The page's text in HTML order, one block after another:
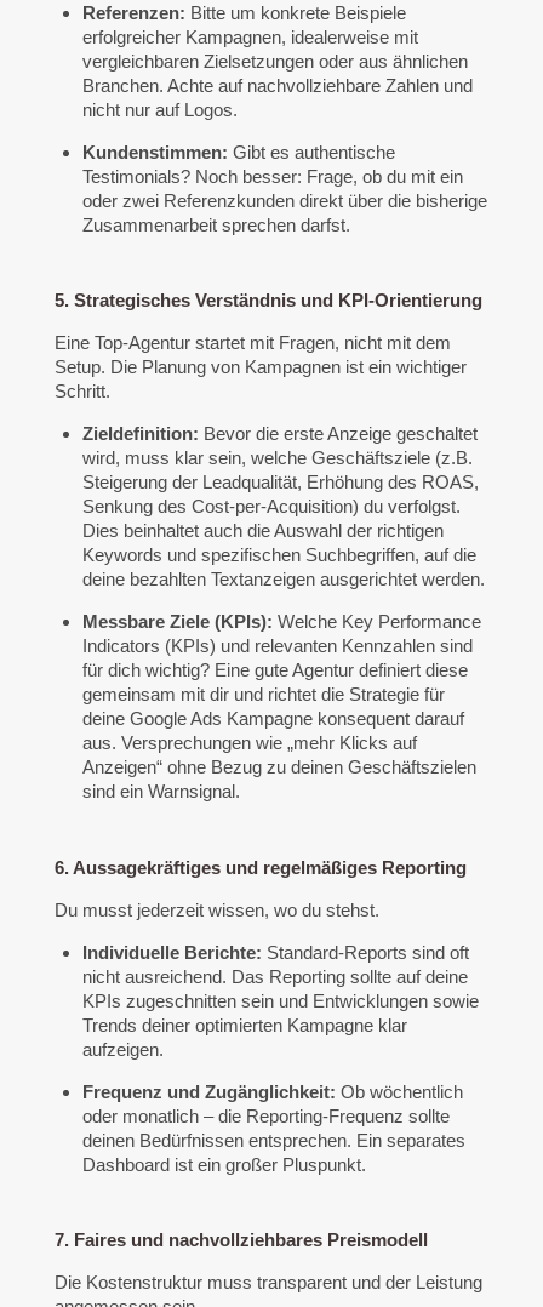
Referenzen: Bitte um konkrete Beispiele
erfolgreicher Kampagnen, idealerweise mit
vergleichbaren Zielsetzungen oder aus ähnlichen
Branchen. Achte auf nachvollziehbare Zahlen und
nicht nur auf Logos.
Kundenstimmen: Gibt es authentische
Testimonials? Noch besser: Frage, ob du mit ein
oder zwei Referenzkunden direkt über die bisherige
Zusammenarbeit sprechen darfst.
5. Strategisches Verständnis und KPI-Orientierung
Eine Top-Agentur startet mit Fragen, nicht mit dem
Setup. Die Planung von Kampagnen ist ein wichtiger
Schritt.
Zieldefinition: Bevor die erste Anzeige geschaltet
wird, muss klar sein, welche Geschäftsziele (z.B.
Steigerung der Leadqualität, Erhöhung des ROAS,
Senkung des Cost-per-Acquisition) du verfolgst.
Dies beinhaltet auch die Auswahl der richtigen
Keywords und spezifischen Suchbegriffen, auf die
deine bezahlten Textanzeigen ausgerichtet werden.
Messbare Ziele (KPIs): Welche Key Performance
Indicators (KPIs) und relevanten Kennzahlen sind
für dich wichtig? Eine gute Agentur definiert diese
gemeinsam mit dir und richtet die Strategie für
deine Google Ads Kampagne konsequent darauf
aus. Versprechungen wie „mehr Klicks auf
Anzeigen“ ohne Bezug zu deinen Geschäftszielen
sind ein Warnsignal.
6. Aussagekräftiges und regelmäßiges Reporting
Du musst jederzeit wissen, wo du stehst.
Individuelle Berichte: Standard-Reports sind oft
nicht ausreichend. Das Reporting sollte auf deine
KPIs zugeschnitten sein und Entwicklungen sowie
Trends deiner optimierten Kampagne klar
aufzeigen.
Frequenz und Zugänglichkeit: Ob wöchentlich
oder monatlich – die Reporting-Frequenz sollte
deinen Bedürfnissen entsprechen. Ein separates
Dashboard ist ein großer Pluspunkt.
7. Faires und nachvollziehbares Preismodell
Die Kostenstruktur muss transparent und der Leistung